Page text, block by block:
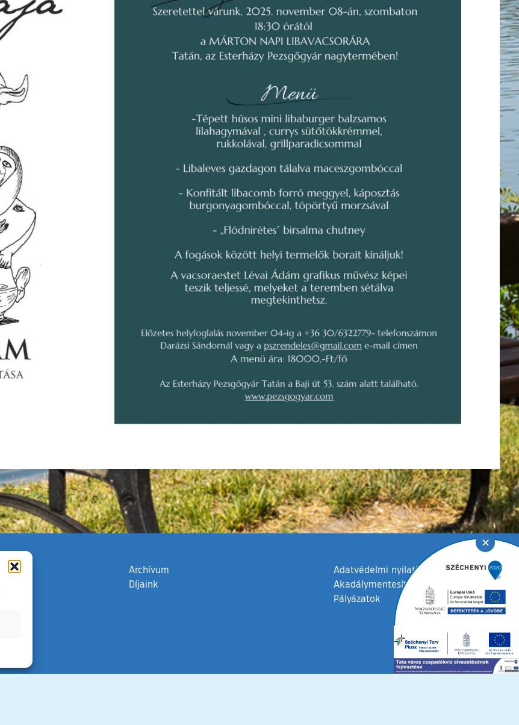
Archívum
Díjaink
Adatvédelmi nyilatkozat
Akadálymentesítési nyilatkozat
Pályázatok
✕